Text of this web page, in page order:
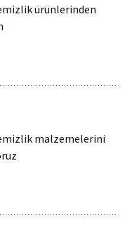
ürünlerinden
malzemelerini